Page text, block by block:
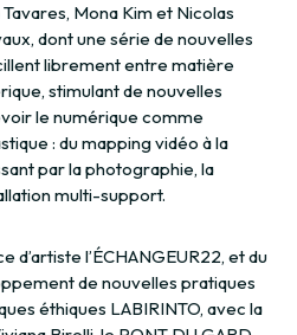
Mona Kim et Nicolas
dont une série de nouvelles
librement entre matière
stimulant de nouvelles
le numérique comme
: du mapping vidéo à la
par la photographie, la
multi-support.
d’artiste l’ÉCHANGEUR22, et du
de nouvelles pratiques
éthiques LABIRINTO, avec la